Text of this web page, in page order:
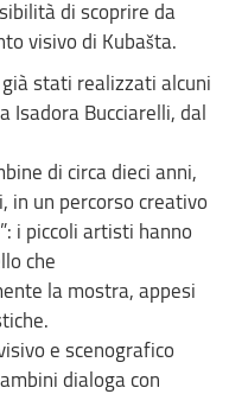
di scoprire da
visivo di Kubašta.
stati realizzati alcuni
Isadora Bucciarelli, dal
di circa dieci anni,
in un percorso creativo
i piccoli artisti hanno
che
la mostra, appesi
e scenografico
dialoga con